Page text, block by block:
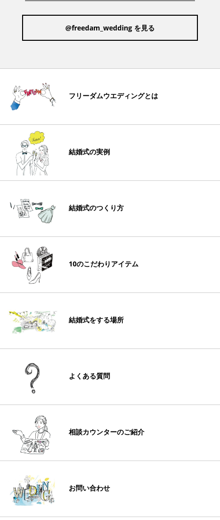
@freedam_wedding を見る
フリーダムウエディングとは
結婚式の実例
結婚式のつくり方
10のこだわりアイテム
結婚式をする場所
よくある質問
相談カウンターのご紹介
お問い合わせ